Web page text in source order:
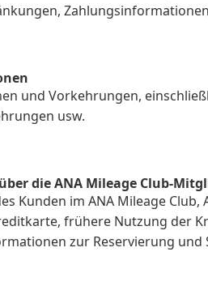
und Vorkehrungen,
usw.
die ANA Mileage Club-
Kunden im ANA Mileage
frühere Nutzung der
zur Reservierung und